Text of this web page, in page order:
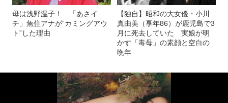
母は浅野温子！ 「あさイ
チ」魚住アナが“カミングアウ
ト”した理由
【独自】昭和の大女優・小川
真由美（享年86）が鹿児島で3
月に死去していた 実娘が明
かす「毒母」の素顔と空白の
晩年